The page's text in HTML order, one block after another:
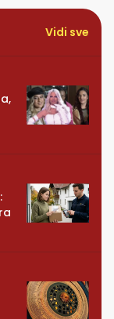
Vidi sve